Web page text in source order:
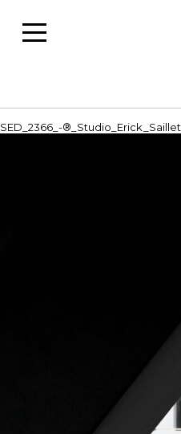
SED_2366_-®_Studio_Erick_Saillet